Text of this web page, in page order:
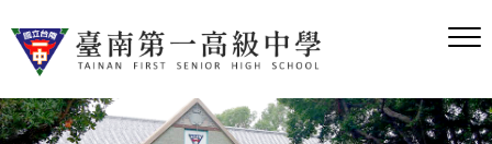
到
內
容